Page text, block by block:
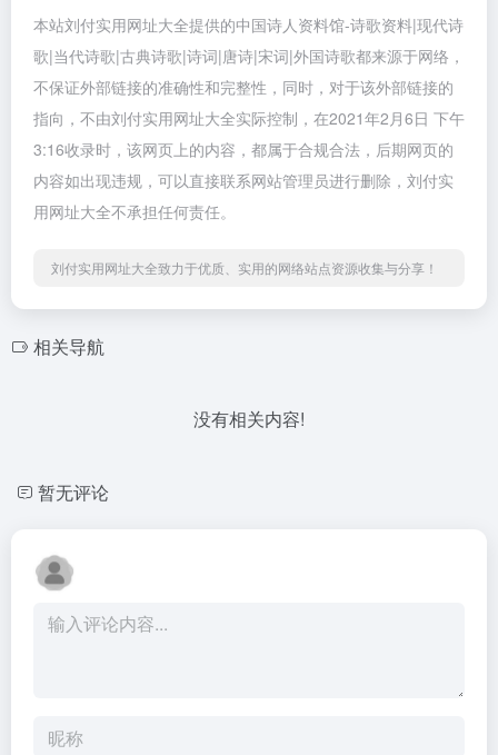
本站刘付实用网址大全提供的中国诗人资料馆-诗歌资料|现代诗
歌|当代诗歌|古典诗歌|诗词|唐诗|宋词|外国诗歌都来源于网络，
不保证外部链接的准确性和完整性，同时，对于该外部链接的
指向，不由刘付实用网址大全实际控制，在2021年2月6日 下午
3:16收录时，该网页上的内容，都属于合规合法，后期网页的
内容如出现违规，可以直接联系网站管理员进行删除，刘付实
用网址大全不承担任何责任。
刘付实用网址大全致力于优质、实用的网络站点资源收集与分享！
相关导航
没有相关内容!
暂无评论